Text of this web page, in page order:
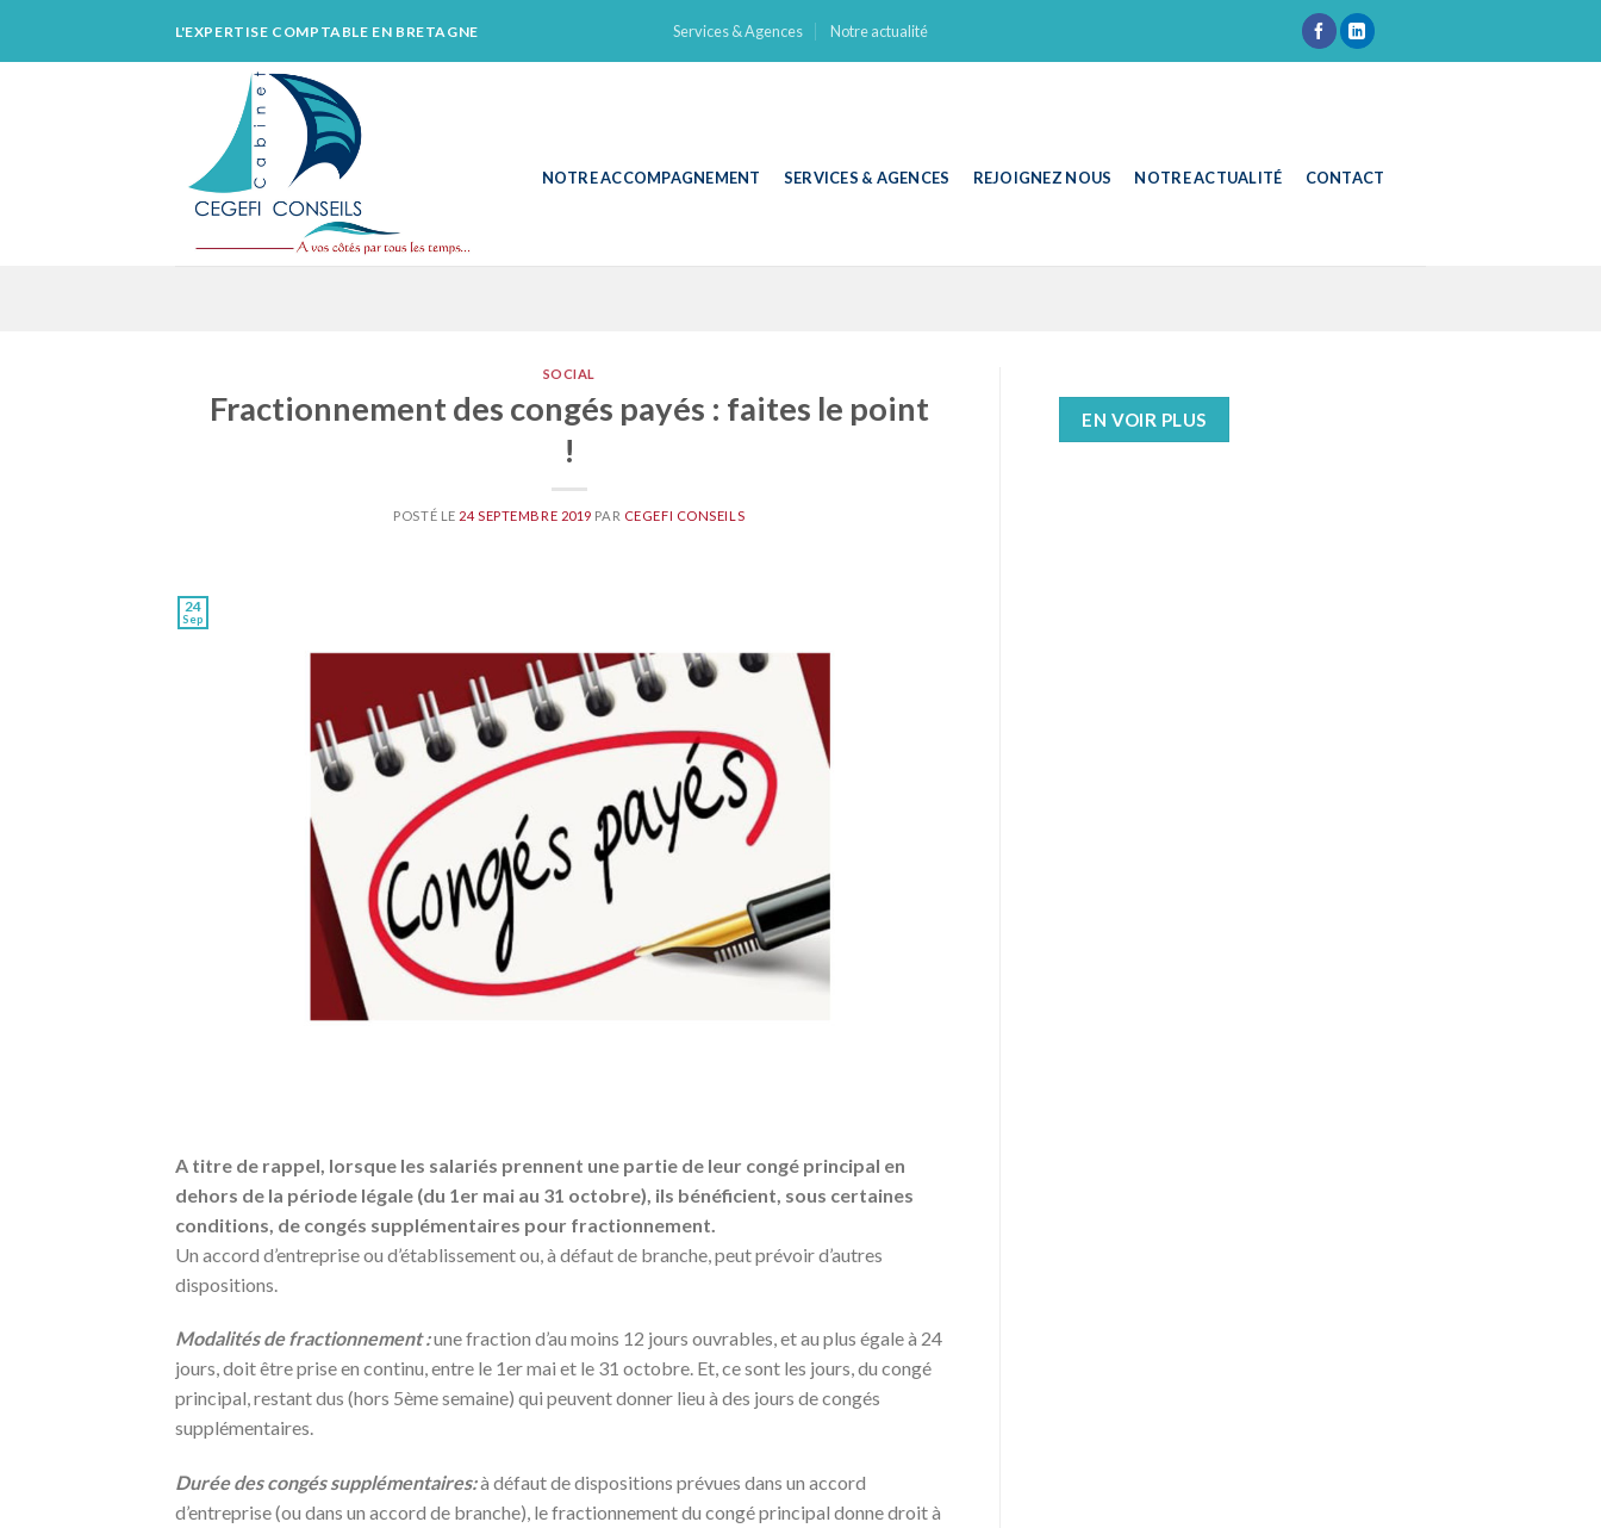
L'EXPERTISE COMPTABLE EN BRETAGNE Services & Agences Notre actualité
NOTRE ACCOMPAGNEMENT SERVICES & AGENCES REJOIGNEZ NOUS NOTRE ACTUALITÉ CONTACT
SOCIAL
Fractionnement des congés payés : faites le point
!
POSTÉ LE 24 SEPTEMBRE 2019 PAR CEGEFI CONSEILS
24
Sep
A titre de rappel, lorsque les salariés prennent une partie de leur congé principal en
dehors de la période légale (du 1er mai au 31 octobre), ils bénéficient, sous certaines
conditions, de congés supplémentaires pour fractionnement.
Un accord d’entreprise ou d’établissement ou, à défaut de branche, peut prévoir d’autres
dispositions.
Modalités de fractionnement :une fraction d’au moins 12 jours ouvrables, et au plus égale à 24
jours, doit être prise en continu, entre le 1er mai et le 31 octobre. Et, ce sont les jours, du congé
principal, restant dus (hors 5ème semaine) qui peuvent donner lieu à des jours de congés
supplémentaires.
Durée des congés supplémentaires:à défaut de dispositions prévues dans un accord
d’entreprise (ou dans un accord de branche), le fractionnement du congé principal donne droit à
EN VOIR PLUS